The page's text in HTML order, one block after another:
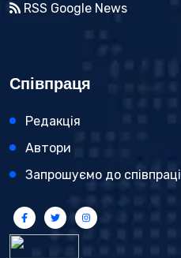
RSS Google News
Співпраця
Редакція
Автори
Запрошуємо до співпраці